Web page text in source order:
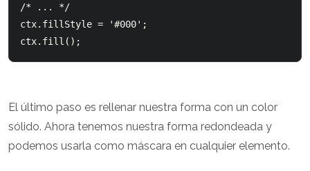
/* ... */
ctx.fillStyle = '#000';
ctx.fill();
El último paso es rellenar nuestra forma con un color
sólido. Ahora tenemos nuestra forma redondeada y
podemos usarla como máscara en cualquier elemento.